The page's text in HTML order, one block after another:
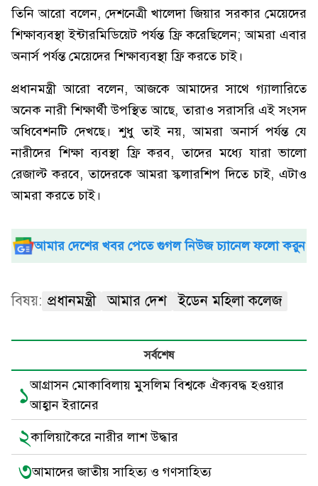
তিনি আরো বলেন, দেশনেত্রী খালেদা জিয়ার সরকার মেয়েদের
শিক্ষাব্যবস্থা ইন্টারমিডিয়েট পর্যন্ত ফ্রি করেছিলেন; আমরা এবার
অনার্স পর্যন্ত মেয়েদের শিক্ষাব্যবস্থা ফ্রি করতে চাই।
প্রধানমন্ত্রী আরো বলেন, আজকে আমাদের সাথে গ্যালারিতে
অনেক নারী শিক্ষার্থী উপস্থিত আছে, তারাও সরাসরি এই সংসদ
অধিবেশনটি দেখছে। শুধু তাই নয়, আমরা অনার্স পর্যন্ত যে
নারীদের শিক্ষা ব্যবস্থা ফ্রি করব, তাদের মধ্যে যারা ভালো
রেজাল্ট করবে, তাদেরকে আমরা স্কলারশিপ দিতে চাই, এটাও
আমরা করতে চাই।
আমার দেশের খবর পেতে গুগল নিউজ চ্যানেল ফলো করুন
বিষয়: প্রধানমন্ত্রী আমার দেশ ইডেন মহিলা কলেজ
সর্বশেষ
১আগ্রাসন মোকাবিলায় মুসলিম বিশ্বকে ঐক্যবদ্ধ হওয়ার
আহ্বান ইরানের
২কালিয়াকৈরে নারীর লাশ উদ্ধার
৩আমাদের জাতীয় সাহিত্য ও গণসাহিত্য